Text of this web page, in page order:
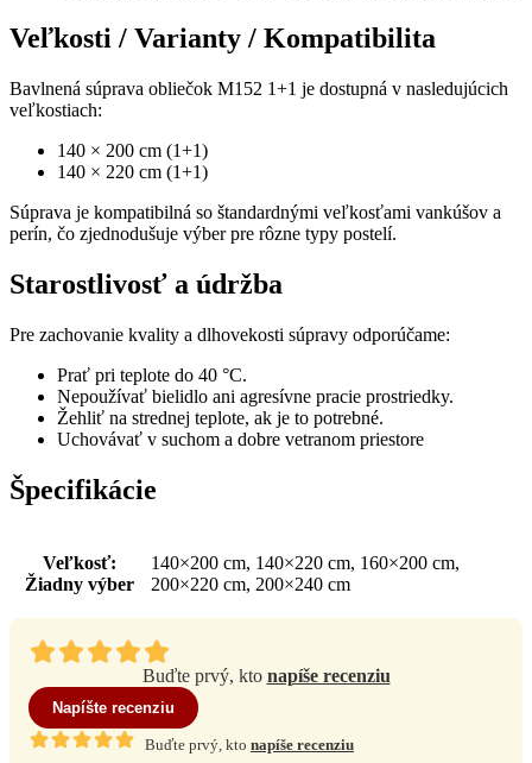
Veľkosti / Varianty / Kompatibilita
Bavlnená súprava obliečok M152 1+1 je dostupná v nasledujúcich
veľkostiach:
140 × 200 cm (1+1)
140 × 220 cm (1+1)
Súprava je kompatibilná so štandardnými veľkosťami vankúšov a
perín, čo zjednodušuje výber pre rôzne typy postelí.
Starostlivosť a údržba
Pre zachovanie kvality a dlhovekosti súpravy odporúčame:
Prať pri teplote do 40 °C.
Nepoužívať bielidlo ani agresívne pracie prostriedky.
Žehliť na strednej teplote, ak je to potrebné.
Uchovávať v suchom a dobre vetranom priestore
Špecifikácie
Veľkosť:
Žiadny výber
140×200 cm, 140×220 cm, 160×200 cm,
200×220 cm, 200×240 cm
Buďte prvý, kto napíše recenziu
Napíšte recenziu
Buďte prvý, kto napíše recenziu